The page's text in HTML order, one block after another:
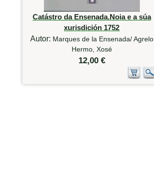
Catástro da Ensenada.Noia e a súa
xurisdición 1752
Autor: Marques de la Ensenada/ Agrelo
Hermo, Xosé
12,00 €